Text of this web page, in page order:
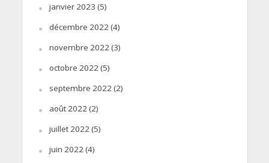
janvier 2023 (5)
décembre 2022(4)
novembre 2022(3)
octobre 2022(5)
septembre 2022(2)
août 2022(2)
juillet 2022(5)
juin 2022(4)